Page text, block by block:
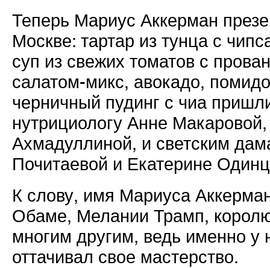
Теперь Мариус Аккерман
Москве: тартар из тунца с
суп из свежих томатов с
салатом-микс, авокадо,
черничный пудинг с чиа
нутрициологу Анне
Ахмадуллиной, и светским
Почитаевой и Екатерине
К слову, имя Мариуса
Обаме, Мелании Трамп,
многим другим, ведь именно
оттачивал свое мастерство.